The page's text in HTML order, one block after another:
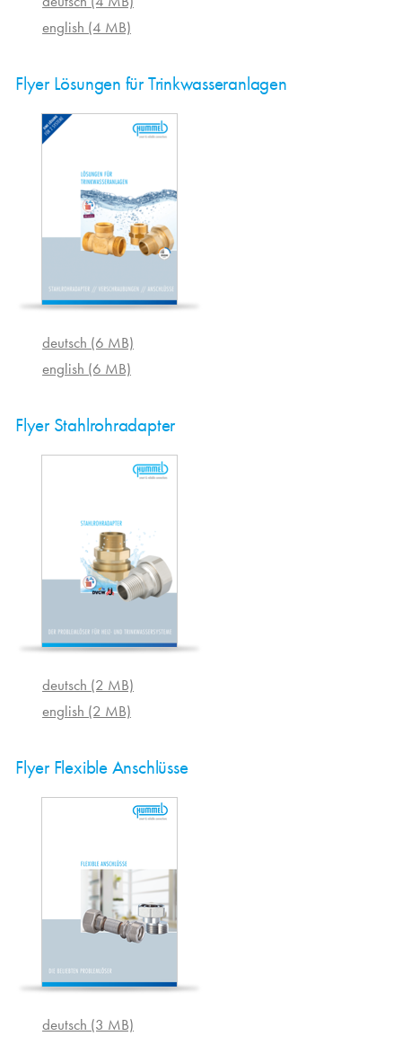
english (4 MB)
Flyer Lösungen für Trinkwasseranlagen
deutsch (6 MB)
english (6 MB)
Flyer Stahlrohradapter
deutsch (2 MB)
english (2 MB)
Flyer Flexible Anschlüsse
deutsch (3 MB)